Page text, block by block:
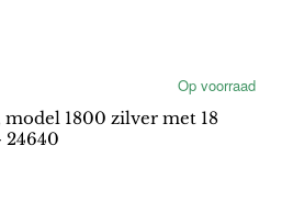
Op voorraad
1800 zilver met 18
24640